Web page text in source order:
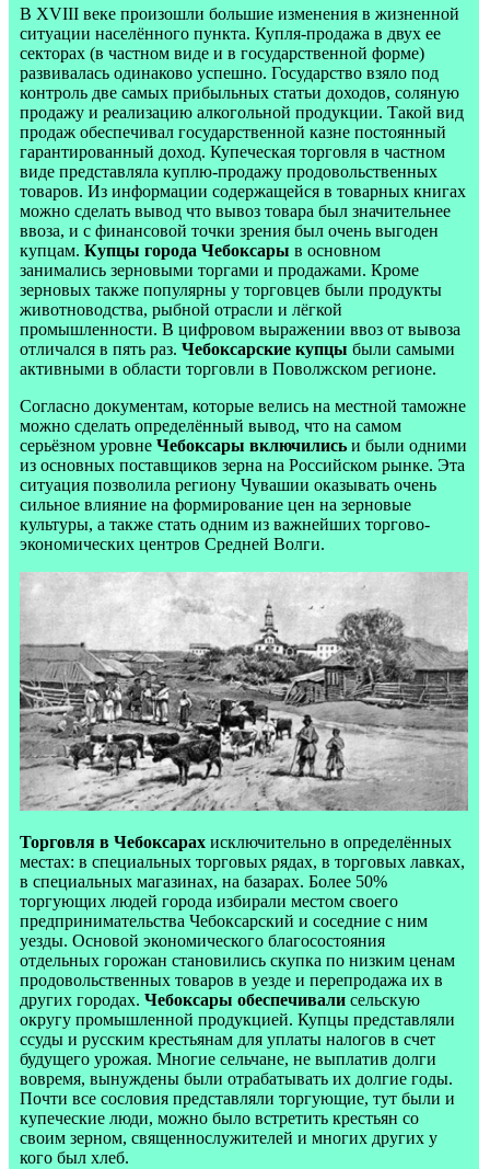
В XVIII веке произошли большие изменения в жизненной
ситуации населённого пункта. Купля-продажа в двух ее
секторах (в частном виде и в государственной форме)
развивалась одинаково успешно. Государство взяло под
контроль две самых прибыльных статьи доходов, соляную
продажу и реализацию алкогольной продукции. Такой вид
продаж обеспечивал государственной казне постоянный
гарантированный доход. Купеческая торговля в частном
виде представляла куплю-продажу продовольственных
товаров. Из информации содержащейся в товарных книгах
можно сделать вывод что вывоз товара был значительнее
ввоза, и с финансовой точки зрения был очень выгоден
купцам. Купцы города Чебоксары в основном
занимались зерновыми торгами и продажами. Кроме
зерновых также популярны у торговцев были продукты
животноводства, рыбной отрасли и лёгкой
промышленности. В цифровом выражении ввоз от вывоза
отличался в пять раз. Чебоксарские купцы были самыми
активными в области торговли в Поволжском регионе.
Согласно документам, которые велись на местной таможне
можно сделать определённый вывод, что на самом
серьёзном уровне Чебоксары включились и были одними
из основных поставщиков зерна на Российском рынке. Эта
ситуация позволила региону Чувашии оказывать очень
сильное влияние на формирование цен на зерновые
культуры, а также стать одним из важнейших торгово-
экономических центров Средней Волги.
Торговля в Чебоксарах исключительно в определённых
местах: в специальных торговых рядах, в торговых лавках,
в специальных магазинах, на базарах. Более 50%
торгующих людей города избирали местом своего
предпринимательства Чебоксарский и соседние с ним
уезды. Основой экономического благосостояния
отдельных горожан становились скупка по низким ценам
продовольственных товаров в уезде и перепродажа их в
других городах. Чебоксары обеспечивали сельскую
округу промышленной продукцией. Купцы представляли
ссуды и русским крестьянам для уплаты налогов в счет
будущего урожая. Многие сельчане, не выплатив долги
вовремя, вынуждены были отрабатывать их долгие годы.
Почти все сословия представляли торгующие, тут были и
купеческие люди, можно было встретить крестьян со
своим зерном, священнослужителей и многих других у
кого был хлеб.